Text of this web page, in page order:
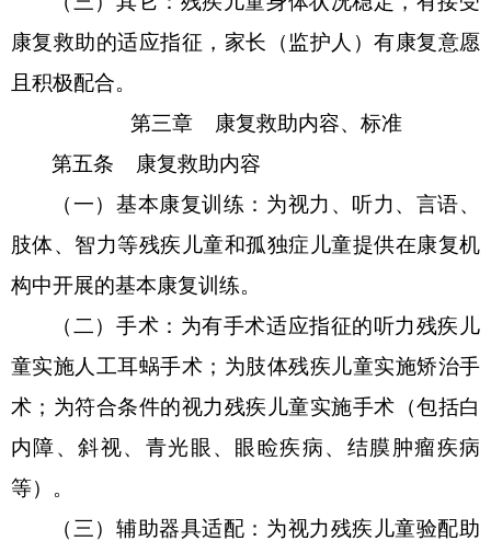
康复救助的适应指征，家长（监护人）有康复意愿
且积极配合。
第三章
康复救助内容、标准
第五条
康复救助内容
（一）基本康复训练：为视力、听力、言语、
肢体、智力等残疾儿童和孤独症儿童提供在康复机
构中开展的基本康复训练。
（二）手术：为有手术适应指征的听力残疾儿
童实施人工耳蜗手术；为肢体残疾儿童实施矫治手
术；为符合条件的视力残疾儿童实施手术（包括白
内障、斜视、青光眼、眼睑疾病、结膜肿瘤疾病
等）。
（三）辅助器具适配：为视力残疾儿童验配助